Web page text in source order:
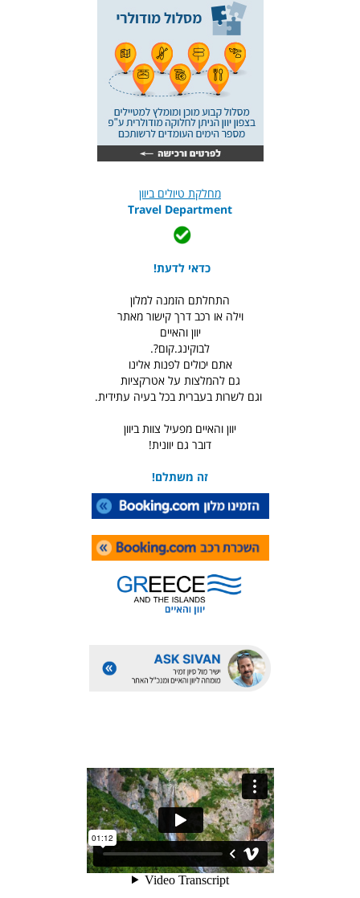
מחלקת טיולים ביוון
Travel Department
כדאי לדעת!
התחלתם הזמנה למלון
וילה או רכב דרך קישור מאתר
יוון והאיים
לבוקינג.קום?.
אתם יכולים לפנות אלינו
גם להמלצות על אטרקציות
וגם לשרות בעברית בכל בעיה עתידית.
יוון והאיים מפעיל צוות ביוון
דובר גם יוונית!
זה משתלם!